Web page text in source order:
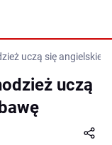
uczą się
uczą